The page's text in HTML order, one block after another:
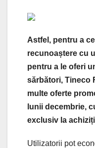
Astfel, pentru a
recunoaștere cu
pentru a le oferi
sărbători, Tineco
multe oferte
lunii decembrie,
exclusiv la
Utilizatorii pot